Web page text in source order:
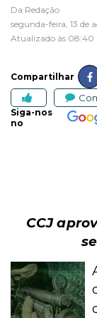
Da Redação
segunda-feira, 13 de
Atualizado às 08:40
Compartilhar
Siga-nos
no
CCJ